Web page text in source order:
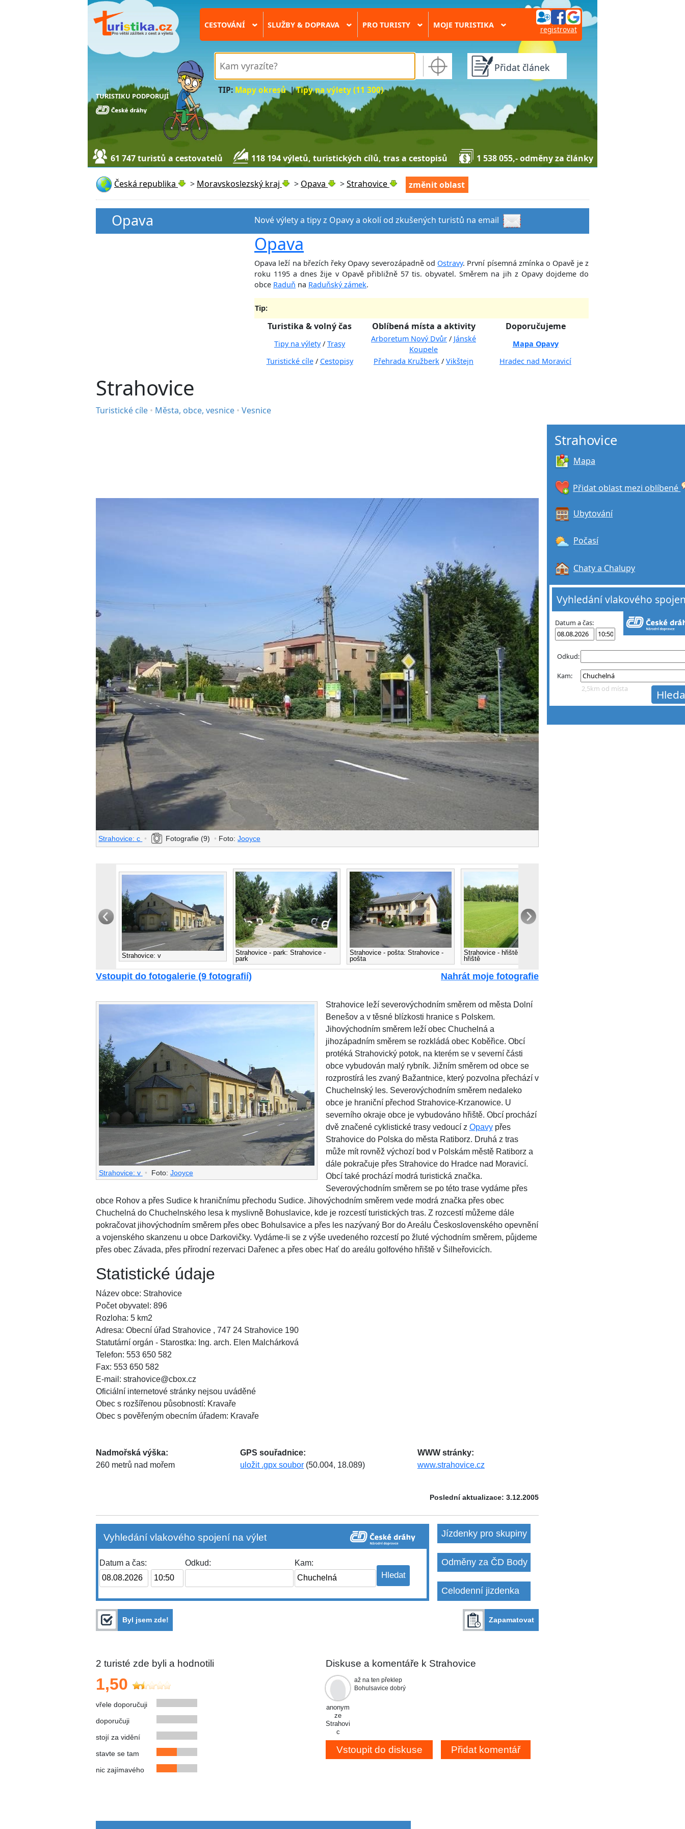
TURISTIKU PODPORUJÍ
CESTOVÁNÍ › SLUŽBY & DOPRAVA › PRO TURISTY › MOJE TURISTIKA › registrovat
TIP: Mapy okresů|Tipy na výlety (11 300)
Přidat článek
61 747 turistů a cestovatelů 118 194 výletů, turistických cílů, tras a cestopisů 1 538 055,- odměny za články
Česká republika > Moravskoslezský kraj > Opava >Strahovice změnit oblast
Opava Nové výlety a tipy z Opavy a okolí od zkušených turistů na email
Opava
Opava leží na březích řeky Opavy severozápadně od Ostravy. První písemná zmínka o Opavě je z
roku 1195 a dnes žije v Opavě přibližně 57 tis. obyvatel. Směrem na jih z Opavy dojdeme do
obce Raduň na Raduňský zámek.
Tip:
Turistika & volný čas Oblíbená místa a aktivity Doporučujeme
Tipy na výlety/ Trasy
Arboretum Nový Dvůr / Jánské
Koupele
Mapa Opavy
Turistické cíle/ Cestopisy Přehrada Kružberk / Vikštejn Hradec nad Moravicí
Strahovice
Turistické cíle • Města, obce, vesnice • Vesnice
Strahovice: c • Fotografie (9) • Foto:Jooyce
Strahovice: v
Strahovice - park: Strahovice -
park
Strahovice - pošta: Strahovice -
pošta
Strahovice - hřiště: Strahovice -
hřiště
Nahrát moje fotografie
Vstoupit do fotogalerie (9 fotografií)
Strahovice: v • Foto: Jooyce
Strahovice leží severovýchodním směrem od města Dolní
Benešov a v těsné blízkosti hranice s Polskem.
Jihovýchodním směrem leží obec Chuchelná a
jihozápadním směrem se rozkládá obec Koběřice. Obcí
protéká Strahovický potok, na kterém se v severní části
obce vybudován malý rybník. Jižním směrem od obce se
rozprostírá les zvaný Bažantnice, který pozvolna přechází v
Chuchelnský les. Severovýchodním směrem nedaleko
obce je hraniční přechod Strahovice-Krzanowice. U
severního okraje obce je vybudováno hřiště. Obcí prochází
dvě značené cyklistické trasy vedoucí z Opavypřes
Strahovice do Polska do města Ratiborz. Druhá z tras
může mít rovněž výchozí bod v Polskám městě Ratiborz a
dále pokračuje přes Strahovice do Hradce nad Moravicí.
Obcí také prochází modrá turistická značka.
Severovýchodním směrem se po této trase vydáme přes
obce Rohov a přes Sudice k hraničnímu přechodu Sudice. Jihovýchodním směrem vede modrá značka přes obec
Chuchelná do Chuchelnského lesa k myslivně Bohuslavice, kde je rozcestí turistických tras. Z rozcestí můžeme dále
pokračovat jihovýchodním směrem přes obec Bohulsavice a přes les nazývaný Bor do Areálu Československého opevnění
a vojenského skanzenu u obce Darkovičky. Vydáme-li se z výše uvedeného rozcestí po žluté východním směrem, půjdeme
přes obec Závada, přes přírodní rezervaci Dařenec a přes obec Hať do areálu golfového hřiště v Šilheřovicích.
Statistické údaje
Název obce: Strahovice
Počet obyvatel: 896
Rozloha: 5 km2
Adresa: Obecní úřad Strahovice , 747 24 Strahovice 190
Statutární orgán - Starostka: Ing. arch. Elen Malchárková
Telefon: 553 650 582
Fax: 553 650 582
E-mail: strahovice@cbox.cz
Oficiální internetové stránky nejsou uváděné
Obec s rozšířenou působností: Kravaře
Obec s pověřeným obecním úřadem: Kravaře
Nadmořská výška:
260 metrů nad mořem
GPS souřadnice:
uložit .gpx soubor (50.004, 18.089)
WWW stránky:
www.strahovice.cz
Poslední aktualizace: 3.12.2005
Vyhledání vlakového spojení na výlet
Datum a čas: Odkud: Kam:
Jízdenky pro skupiny
Odměny za ČD Body
Celodenní jizdenka
Byl jsem zde! Zapamatovat
2 turisté zde byli a hodnotili
1,50
vřele doporučuji
doporučuji
stojí za vidění
stavte se tam
nic zajímavého
Diskuse a komentáře k Strahovice
anonym
ze
Strahovi
c
až na ten překlep
Bohulsavice dobrý
Strahovice
Mapa
Přidat oblast mezi oblíbené
Ubytování
Počasí
Chaty a Chalupy
Vyhledání vlakového
Datum a čas:
Odkud:
Kam:
2,5km od místa